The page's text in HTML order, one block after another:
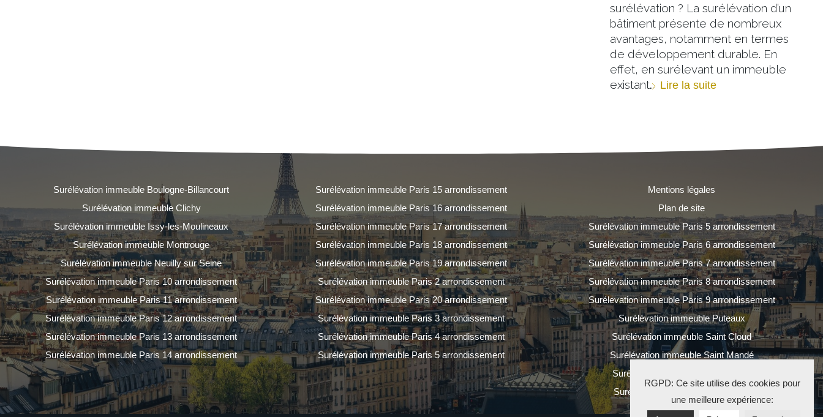
surélévation ? La surélévation d’un
bâtiment présente de nombreux
avantages, notamment en termes
de développement durable. En
effet, en surélevant un immeuble
existant… Lire la suite
Surélévation immeuble Boulogne-Billancourt
Surélévation immeuble Clichy
Surélévation immeuble Issy-les-Moulineaux
Surélévation immeuble Montrouge
Surélévation immeuble Neuilly sur Seine
Surélévation immeuble Paris 10 arrondissement
Surélévation immeuble Paris 11 arrondissement
Surélévation immeuble Paris 12 arrondissement
Surélévation immeuble Paris 13 arrondissement
Surélévation immeuble Paris 14 arrondissement
Surélévation immeuble Paris 15 arrondissement
Surélévation immeuble Paris 16 arrondissement
Surélévation immeuble Paris 17 arrondissement
Surélévation immeuble Paris 18 arrondissement
Surélévation immeuble Paris 19 arrondissement
Surélévation immeuble Paris 2 arrondissement
Surélévation immeuble Paris 20 arrondissement
Surélévation immeuble Paris 3 arrondissement
Surélévation immeuble Paris 4 arrondissement
Surélévation immeuble Paris 5 arrondissement
Mentions légales
Plan de site
Surélévation immeuble Paris 5 arrondissement
Surélévation immeuble Paris 6 arrondissement
Surélévation immeuble Paris 7 arrondissement
Surélévation immeuble Paris 8 arrondissement
Surélevation immeuble Paris 9 arrondissement
Surélévation immeuble Puteaux
Surélévation immeuble Saint Cloud
Surélévation immeuble Saint Mandé
Surélévation immeuble Saint Ouen
Surélévation immeuble Vincennes
RGPD: Ce site utilise des cookies pour
une meilleure expérience: